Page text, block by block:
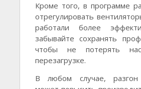
Кроме того, в программе
отрегулировать
работали более
забывайте сохранять
чтобы не потерять
перезагрузке.
В любом случае, разгон